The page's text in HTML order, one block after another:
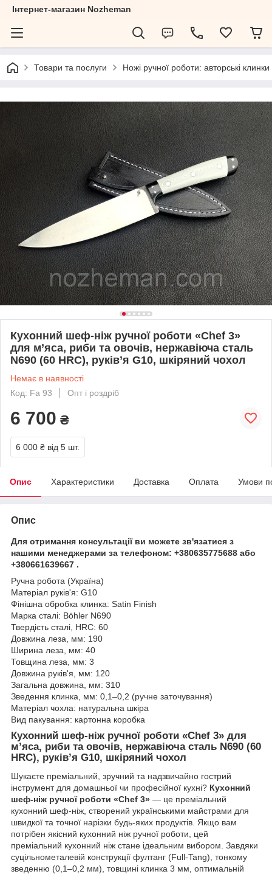
Інтернет-магазин Nozheman
Товари та послуги Ножі ручної роботи: авторські
Кухонний шеф-ніж ручної роботи «Chef 3»
для м’яса, риби та овочів, нержавіюча сталь
N690 (60 HRC), руків’я G10, шкіряний чохол
Немає в наявності
Код: Fa 93
Опт і роздріб
6 700 ₴
6 000 ₴ від 5 шт.
Опис Характеристики Доставка Оплата Умови
Опис
Для отримання консультації ви можете зв'язатися з
нашими менеджерами за телефоном: +380635775688 або
+380661639667 .
Ручна робота (Україна)
Матеріал руків'я: G10
Фінішна обробка клинка: Satin Finish
Марка сталі: Böhler N690
Твердість сталі, HRC: 60
Довжина леза, мм: 190
Ширина леза, мм: 40
Товщина леза, мм: 3
Довжина руків'я, мм: 120
Загальна довжина, мм: 310
Зведення клинка, мм: 0,1–0,2 (ручне заточування)
Матеріал чохла: натуральна шкіра
Вид пакування: картонна коробка
Кухонний шеф-ніж ручної роботи «Chef 3» для
м’яса, риби та овочів, нержавіюча сталь N690 (60
HRC), руків’я G10, шкіряний чохол
Шукаєте преміальний, зручний та надзвичайно гострий
інструмент для домашньої чи професійної кухні? Кухонний
шеф-ніж ручної роботи «Chef 3» — це преміальний
кухонний шеф-ніж, створений українськими майстрами для
швидкої та точної нарізки будь-яких продуктів. Якщо вам
потрібен якісний кухонний ніж ручної роботи, цей
преміальний кухонний ніж стане ідеальним вибором. Завдяки
суцільнометалевій конструкції фултанг (Full-Tang), тонкому
зведенню (0,1–0,2 мм), товщині клинка 3 мм, оптимальній